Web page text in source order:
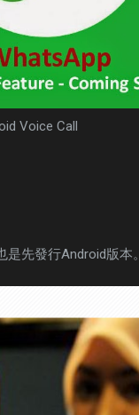
Voice Call
先發行Android版本。